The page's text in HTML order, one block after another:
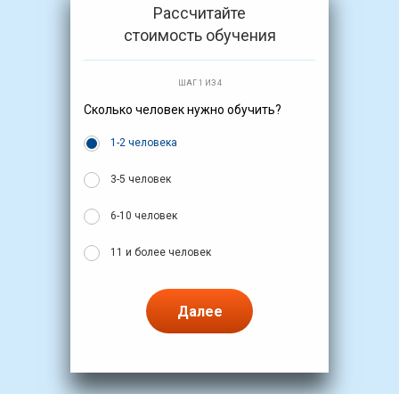
Рассчитайте
стоимость обучения
ШАГ 1 ИЗ 4
Сколько человек нужно обучить?
1-2 человека
3-5 человек
6-10 человек
11 и более человек
Далее